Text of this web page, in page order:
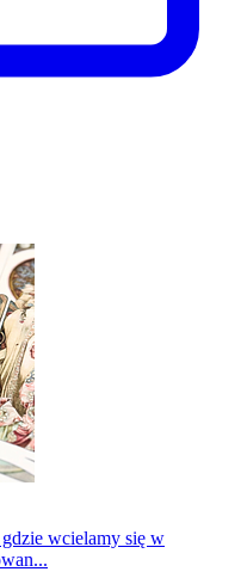
wcielamy się w